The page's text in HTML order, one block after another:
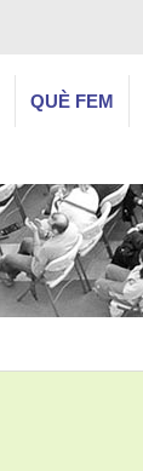
QUÈ FEM